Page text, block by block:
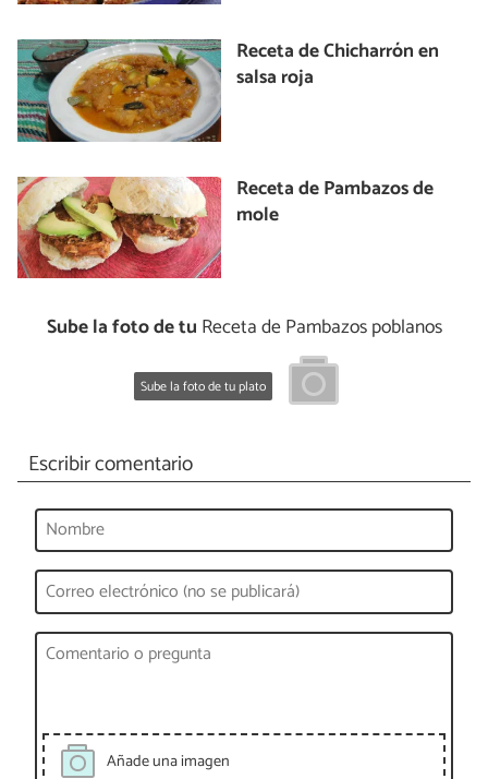
Receta de Chicharrón en
salsa roja
Receta de Pambazos de
mole
Sube la foto de tu Receta de Pambazos poblanos
Sube la foto de tu plato
Escribir comentario
Añade una imagen